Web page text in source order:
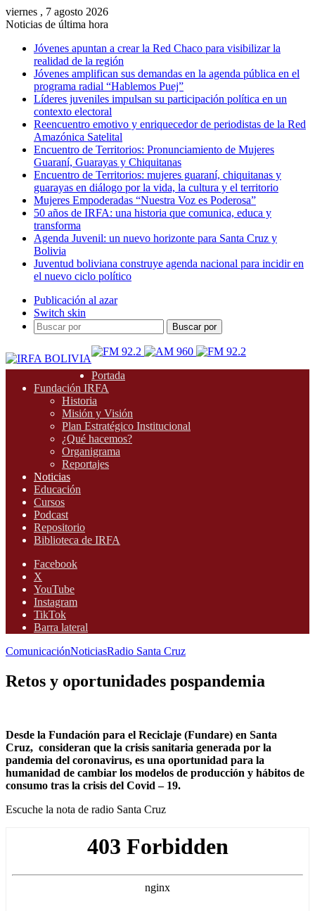
viernes , 7 agosto 2026
Noticias de última hora
Jóvenes apuntan a crear la Red Chaco para visibilizar la
realidad de la región
Jóvenes amplifican sus demandas en la agenda pública en el
programa radial “Hablemos Puej”
Líderes juveniles impulsan su participación política en un
contexto electoral
Reencuentro emotivo y enriquecedor de periodistas de la Red
Amazónica Satelital
Encuentro de Territorios: Pronunciamiento de Mujeres
Guaraní, Guarayas y Chiquitanas
Encuentro de Territorios: mujeres guaraní, chiquitanas y
guarayas en diálogo por la vida, la cultura y el territorio
Mujeres Empoderadas “Nuestra Voz es Poderosa”
50 años de IRFA: una historia que comunica, educa y
transforma
Agenda Juvenil: un nuevo horizonte para Santa Cruz y
Bolivia
Juventud boliviana construye agenda nacional para incidir en
el nuevo ciclo político
Publicación al azar
Switch skin
Buscar por
Portada
Fundación IRFA
Historia
Misión y Visión
Plan Estratégico Institucional
¿Qué hacemos?
Organigrama
Reportajes
Noticias
Educación
Cursos
Podcast
Repositorio
Biblioteca de IRFA
Facebook
X
YouTube
Instagram
TikTok
Barra lateral
ComunicaciónNoticiasRadio Santa Cruz
Retos y oportunidades pospandemia
Desde la Fundación para el Reciclaje (Fundare) en Santa
Cruz, consideran que la crisis sanitaria generada por la
pandemia del coronavirus, es una oportunidad para la
humanidad de cambiar los modelos de producción y hábitos de
consumo tras la crisis del Covid – 19.
Escuche la nota de radio Santa Cruz